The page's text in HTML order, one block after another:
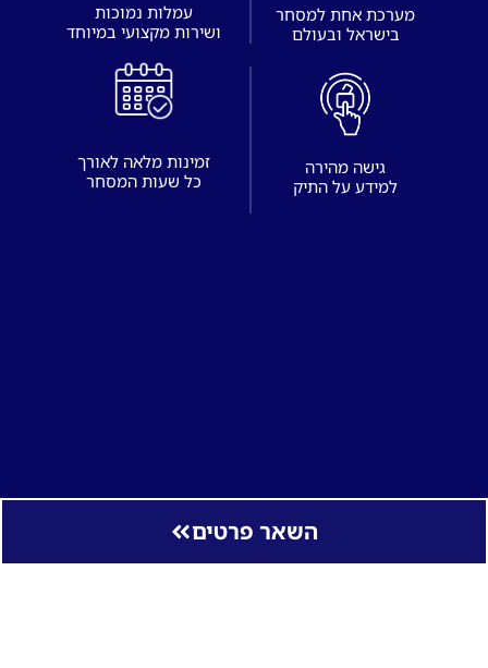
עמלות נמוכות
מערכת אחת למסחר
בישראל ובעולם
זמינות מלאה לאורך
כל שעות המסחר
גישה מהירה
למידע על התיק
השאר פרטים